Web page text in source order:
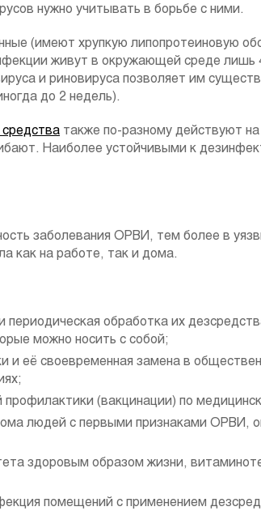
нужно учитывать в борьбе с ними.
(имеют хрупкую липопротеиновую
живут в окружающей среде лишь
и риновируса позволяет им
до 2 недель).
также по-разному действуют
Наиболее устойчивыми к
заболевания ОРВИ, тем более в
как на работе, так и дома.
периодическая обработка их
можно носить с собой;
и её своевременная замена в
(вакцинации) по
людей с первыми признаками ОРВИ,
здоровым образом жизни,
помещений с применением